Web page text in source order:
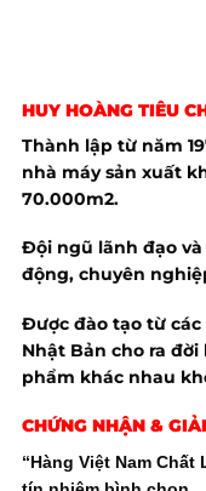
HUY HOÀNG TIÊU
Thành lập từ năm
nhà máy sản xuất
70.000m2.
Đội ngũ lãnh đạo
động, chuyên
Được đào tạo từ
Nhật Bản cho ra
phẩm khác nhau
CHỨNG NHẬN &
“Hàng Việt Nam